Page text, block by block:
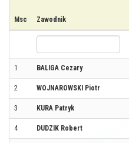
Msc Zawodnik
1 BALIGA Cezary
2 WOJNAROWSKI Piotr
3 KURA Patryk
4 DUDZIK Robert